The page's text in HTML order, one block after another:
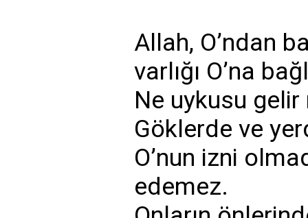
Allah, O’ndan
varlığı O’na
Ne uykusu gelir
Göklerde ve
O’nun izni
edemez.